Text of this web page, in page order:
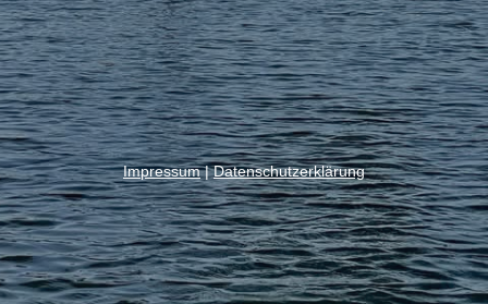
Impressum|Datenschutzerklärung